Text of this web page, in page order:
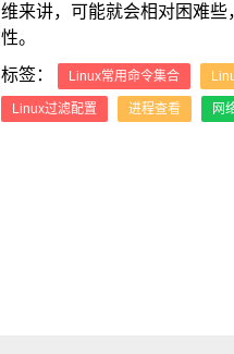
维来讲，可能就会相对困难
性。
标签：
Linux常用命令集合
Linux过滤配置 进程查看 网